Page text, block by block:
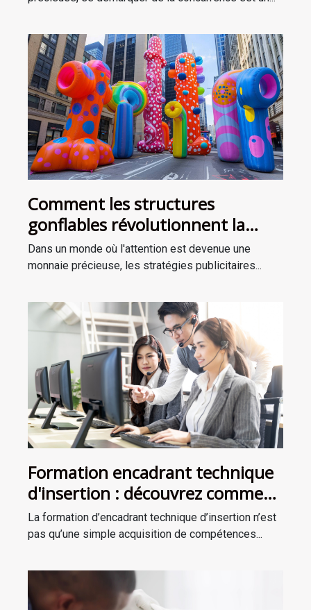
Comment les structures
gonflables révolutionnent la
publicité extérieure
Dans un monde où l'attention est devenue une
monnaie précieuse, les stratégies publicitaires...
Formation encadrant technique
d'insertion : découvrez comment
devenir le mentor dont tout le
monde a besoin !
La formation d’encadrant technique d’insertion n’est
pas qu’une simple acquisition de compétences...